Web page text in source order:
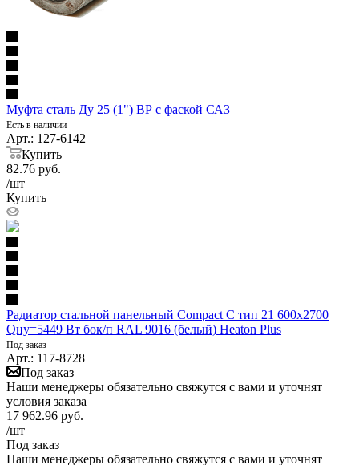
Муфта сталь Ду 25 (1") ВР с фаской САЗ
Есть в наличии
Арт.: 127-6142
Купить
82.76 руб.
/шт
Купить
Радиатор стальной панельный Compact C тип 21 600х2700
Qну=5449 Вт бок/п RAL 9016 (белый) Heaton Plus
Под заказ
Арт.: 117-8728
Под заказ
Наши менеджеры обязательно свяжутся с вами и уточнят
условия заказа
17 962.96 руб.
/шт
Под заказ
Наши менеджеры обязательно свяжутся с вами и уточнят